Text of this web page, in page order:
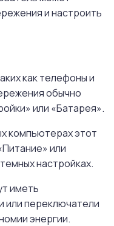
и настроить
как телефоны и
обычно
или «Батарея».
компьютерах этот
или
настройках.
иметь
или переключатели
энергии.